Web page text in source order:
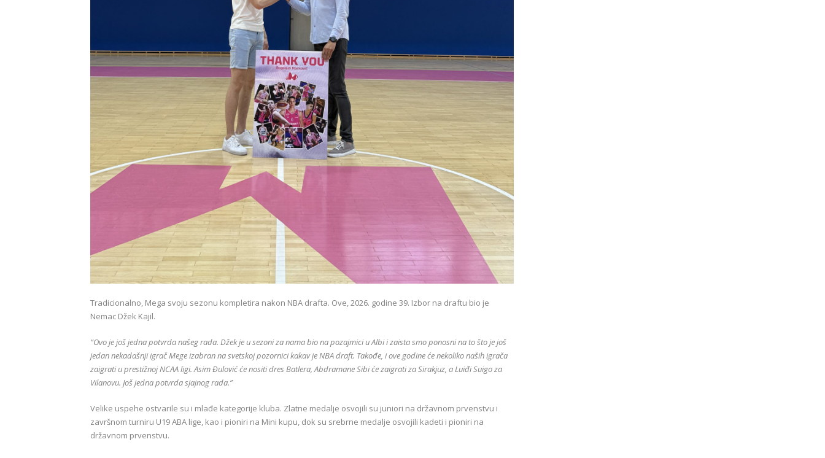
Tradicionalno, Mega svoju sezonu kompletira nakon NBA drafta. Ove, 2026. godine 39. Izbor na draftu bio je
Nemac Džek Kajil.
“Ovo je još jedna potvrda našeg rada. Džek je u sezoni za nama bio na pozajmici u Albi i zaista smo ponosni na to što je još
jedan nekadašnji igrač Mege izabran na svetskoj pozornici kakav je NBA draft. Takođe, i ove godine će nekoliko naših igrača
zaigrati u prestižnoj NCAA ligi. Asim Đulović će nositi dres Batlera, Abdramane Sibi će zaigrati za Sirakjuz, a Luiđi Suigo za
Vilanovu. Još jedna potvrda sjajnog rada.”
Velike uspehe ostvarile su i mlađe kategorije kluba. Zlatne medalje osvojili su juniori na državnom prvenstvu i
završnom turniru U19 ABA lige, kao i pioniri na Mini kupu, dok su srebrne medalje osvojili kadeti i pioniri na
državnom prvenstvu.